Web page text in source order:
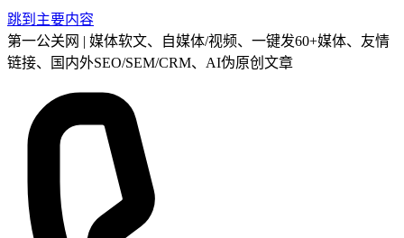
跳到主要内容
第一公关网 | 媒体软文、自媒体/视频、一键发60+媒体、友情
链接、国内外SEO/SEM/CRM、AI伪原创文章